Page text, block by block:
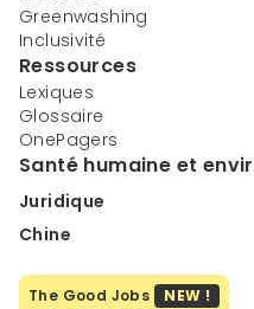
Greenwashing
Inclusivité
Ressources
Lexiques
Glossaire
OnePagers
Santé humaine et
Juridique
Chine
The Good Jobs NEW !